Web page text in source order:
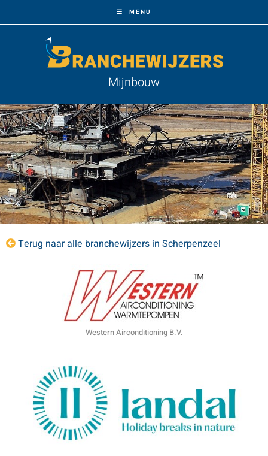
MENU
Mijnbouw
Terug naar alle branchewijzers in Scherpenzeel
Western Airconditioning B.V.